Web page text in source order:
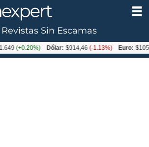
Revistas Sin Escamas
Dólar: $914,46(-1.13%) Euro: $1054,01(-0.99%)